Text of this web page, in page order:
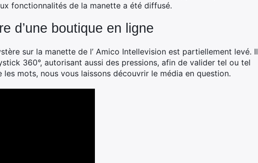
fonctionnalités de la manette a été diffusé.
d’une boutique en ligne
sur la manette de l’ Amico Intellevision est partiellement levé. Il
360°, autorisant aussi des pressions, afin de valider tel ou tel
les mots, nous vous laissons découvrir le média en question.